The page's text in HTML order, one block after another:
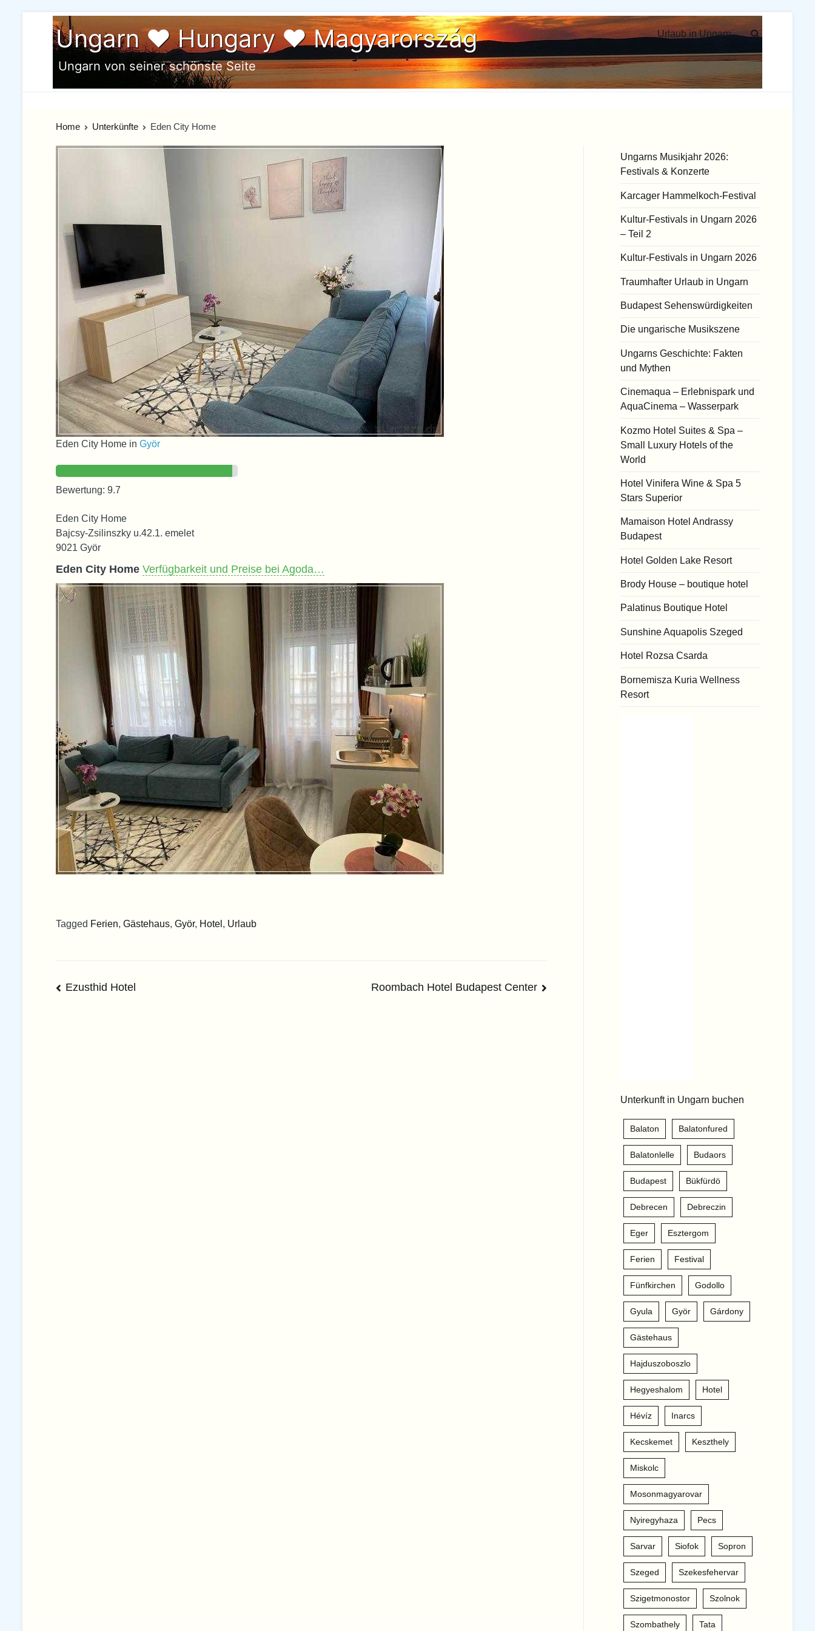
content Ungarn ♥ Hungary ♥ Magyarország
Ungarn von seiner schönste Seite
Urlaub in Ungarn
Home Unterkünfte Eden City Home
Eden City Home in Györ
Bewertung: 9.7
Eden City Home
Bajcsy-Zsilinszky u.42.1. emelet
9021 Györ
Eden City Home Verfügbarkeit und Preise bei Agoda…
Tagged Ferien, Gästehaus, Györ, Hotel , Urlaub
Beitrags-
Ezusthid Hotel Roombach Hotel Budapest Center
Ungarns Musikjahr 2026:
Festivals & Konzerte
Karcager Hammelkoch-Festival
Kultur-Festivals in Ungarn 2026
– Teil 2
Kultur-Festivals in Ungarn 2026
Traumhafter Urlaub in Ungarn
Budapest Sehenswürdigkeiten
Die ungarische Musikszene
Ungarns Geschichte: Fakten
und Mythen
Cinemaqua – Erlebnispark und
AquaCinema – Wasserpark
Kozmo Hotel Suites & Spa –
Small Luxury Hotels of the
World
Hotel Vinifera Wine & Spa 5
Stars Superior
Mamaison Hotel Andrassy
Budapest
Hotel Golden Lake Resort
Brody House – boutique hotel
Palatinus Boutique Hotel
Sunshine Aquapolis Szeged
Hotel Rozsa Csarda
Bornemisza Kuria Wellness
Resort
Unterkunft in Ungarn buchen
Balaton Balatonfured
Balatonlelle Budaors
Budapest Bükfürdö
Debrecen Debreczin
Eger Esztergom
Ferien Festival
Fünfkirchen Godollo
Gyula Györ Gárdony
Gästehaus
Hajduszoboszlo
Hegyeshalom Hotel
Hévíz Inarcs
Kecskemet Keszthely
Miskolc
Mosonmagyarovar
Nyiregyhaza Pecs
Sarvar Siofok Sopron
Szeged Szekesfehervar
Szigetmonostor Szolnok
Szombathely Tata